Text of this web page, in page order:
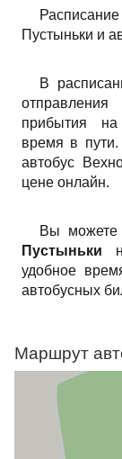
Пустыньки и
В
прибытия на
время в
автобус
цене онлайн.
Вы можете
Пустыньки
удобное
автобусных
Маршрут